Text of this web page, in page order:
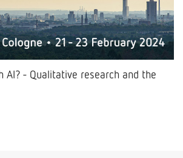
- Qualitative research and the